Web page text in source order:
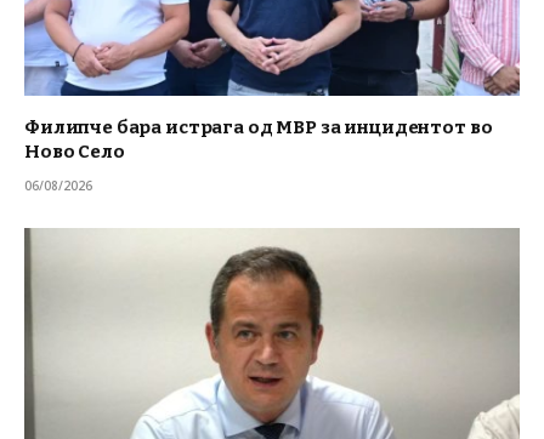
Филипче бара истрага од МВР за инцидентот во
Ново Село
06/08/2026